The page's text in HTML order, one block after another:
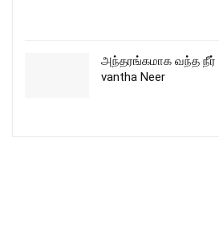
அந்தரங்கமாக வந்த நீர்
vantha Neer